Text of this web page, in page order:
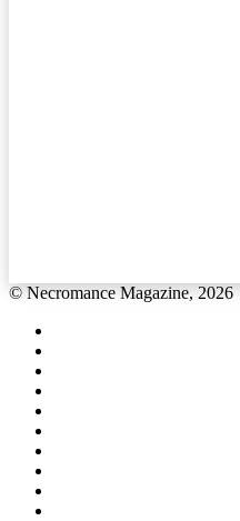
© Necromance Magazine, 2026